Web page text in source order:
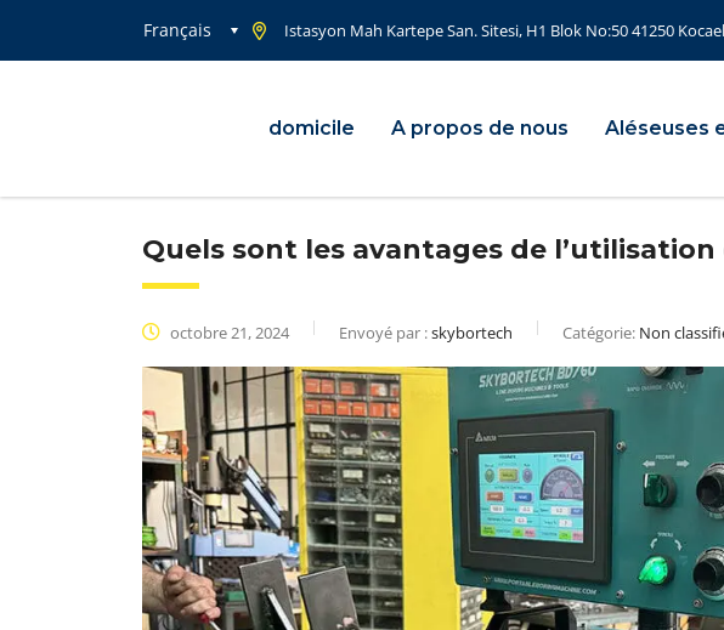
Français Istasyon Mah Kartepe San. Sitesi, H1 Blok No:50 41250
domicile A propos de nous Aléseuses
Quels sont les avantages de
octobre 21, 2024 Envoyé par :skybortech Catégorie: Non